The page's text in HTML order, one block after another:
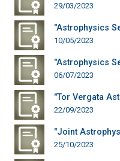
29/03/2023
"Astrophysics
10/05/2023
"Astrophysics
06/07/2023
"Tor Vergata
22/09/2023
"Joint
25/10/2023